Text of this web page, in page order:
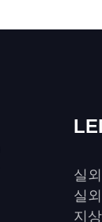
실
실
지